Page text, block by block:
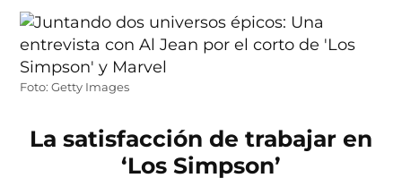
Foto: Getty Images
La satisfacción de trabajar en
‘Los Simpson’